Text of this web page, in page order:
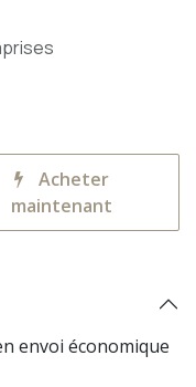
Acheter
maintenant
envoi économique